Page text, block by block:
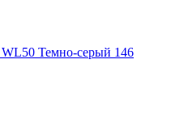
Темно-серый 146